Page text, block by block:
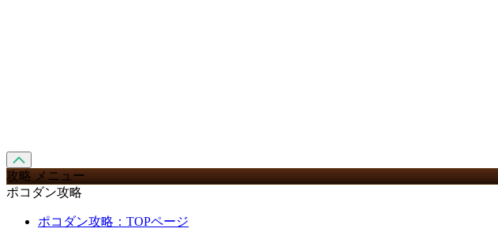
攻略 メニュー
ポコダン攻略
ポコダン攻略：TOPページ